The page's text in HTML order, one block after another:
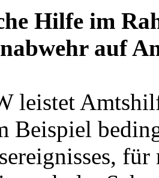
Hilfe im
auf
leistet
Beispiel